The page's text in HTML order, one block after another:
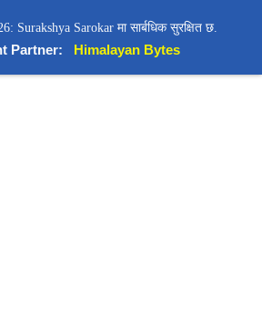
Surakshya Sarokar मा सार्बधिक सुरक्षित छ.
Partner: Himalayan Bytes